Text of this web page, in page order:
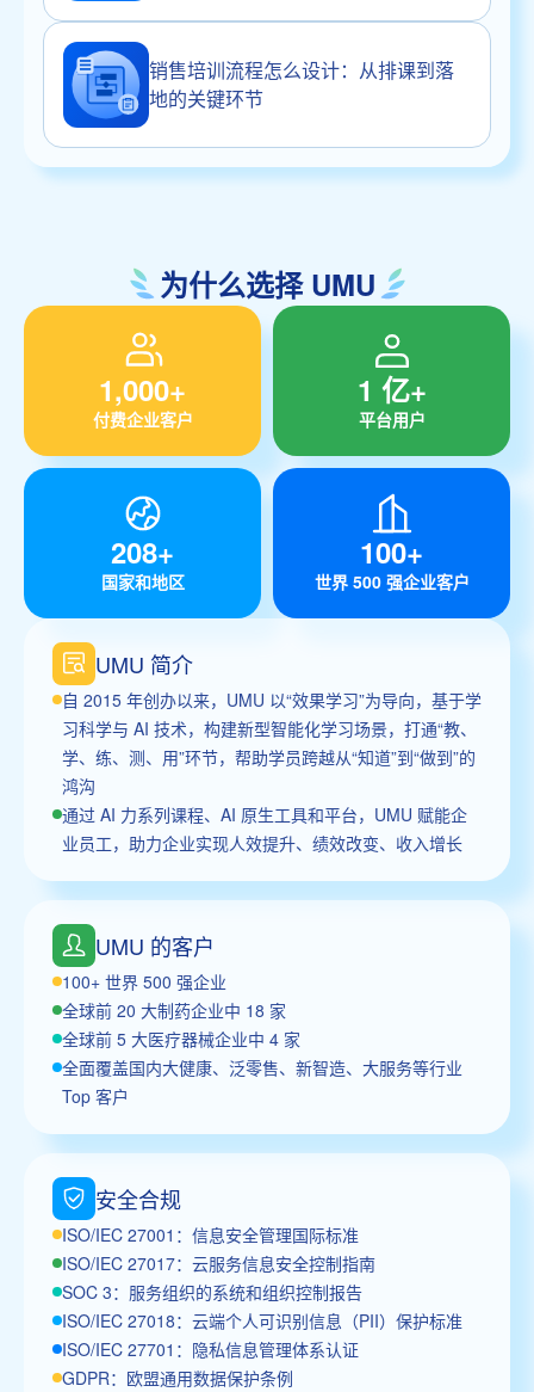
销售培训流程怎么设计：从排课到落
地的关键环节
为什么选择 UMU
1,000+
付费企业客户
1 亿+
平台用户
208+
国家和地区
100+
世界 500 强企业客户
UMU 简介
自 2015 年创办以来，UMU 以“效果学习”为导向，基于学
习科学与 AI 技术，构建新型智能化学习场景，打通“教、
学、练、测、用”环节，帮助学员跨越从“知道”到“做到”的
鸿沟
通过 AI 力系列课程、AI 原生工具和平台，UMU 赋能企
业员工，助力企业实现人效提升、绩效改变、收入增长
UMU 的客户
100+ 世界 500 强企业
全球前 20 大制药企业中 18 家
全球前 5 大医疗器械企业中 4 家
全面覆盖国内大健康、泛零售、新智造、大服务等行业
Top 客户
安全合规
ISO/IEC 27001：信息安全管理国际标准
ISO/IEC 27017：云服务信息安全控制指南
SOC 3：服务组织的系统和组织控制报告
ISO/IEC 27018：云端个人可识别信息（PII）保护标准
ISO/IEC 27701：隐私信息管理体系认证
GDPR：欧盟通用数据保护条例